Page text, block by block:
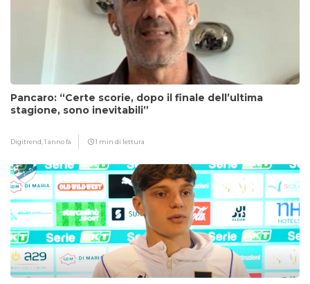
Pancaro: “Certe scorie, dopo il finale dell’ultima
stagione, sono inevitabili”
Digitrend,1 anno fa 1 min di lettura